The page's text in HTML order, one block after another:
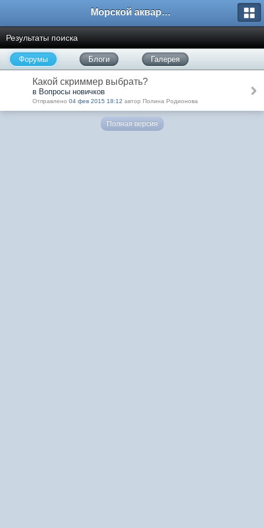
Морской аквариум. Форумы ReefCentral.ru
Результаты поиска
Форумы Блоги Галерея
Какой скриммер выбрать?
в Вопросы новичков
Отправлено 04 фев 2015 18:12 автор Полина Родионова
Полная версия